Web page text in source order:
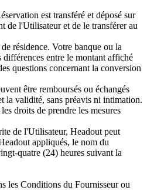
est transféré et déposé sur
de l'Utilisateur et de le transférer au
résidence. Votre banque ou la
différences entre le montant affiché
questions concernant la conversion
être remboursés ou échangés
la validité, sans préavis ni intimation.
droits de prendre les mesures
de l'Utilisateur, Headout peut
appliqués, le nom du
quatre (24) heures suivant la
les Conditions du Fournisseur ou